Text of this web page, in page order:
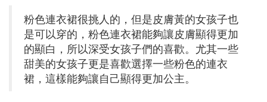
粉色連衣裙很挑人的，但是皮膚黃的女孩子也
是可以穿的，粉色連衣裙能夠讓皮膚顯得更加
的顯白，所以深受女孩子們的喜歡。尤其一些
甜美的女孩子更是喜歡選擇一些粉色的連衣
裙，這樣能夠讓自己顯得更加公主。